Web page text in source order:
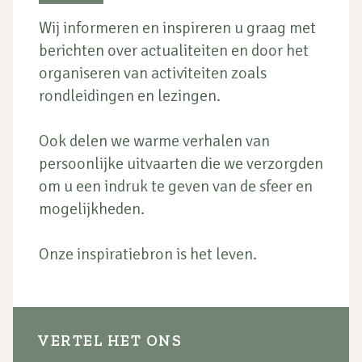
Wij informeren en inspireren u graag met
berichten over actualiteiten en door het
organiseren van activiteiten zoals
rondleidingen en lezingen.
Ook delen we warme verhalen van
persoonlijke uitvaarten die we verzorgden
om u een indruk te geven van de sfeer en
mogelijkheden.
Onze inspiratiebron is het leven.
VERTEL HET ONS